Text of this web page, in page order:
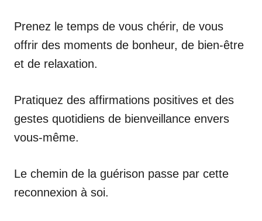
Prenez le temps de vous chérir, de vous
offrir des moments de bonheur, de bien-être
et de relaxation.
Pratiquez des affirmations positives et des
gestes quotidiens de bienveillance envers
vous-même.
Le chemin de la guérison passe par cette
reconnexion à soi.